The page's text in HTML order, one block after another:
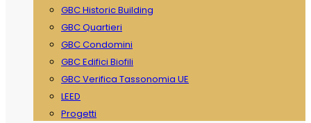
GBC Historic Building
GBC Quartieri
GBC Condomini
GBC Edifici Biofili
GBC Verifica Tassonomia UE
LEED
Progetti